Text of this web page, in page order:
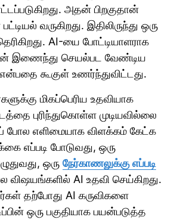
அதன் பிறகுதான்
வருகிறது. இதிலிருந்து ஒரு
AI-யை போட்டியாளராக
இணைந்து செயல்பட வேண்டிய
கூகுள் உணர்ந்துவிட்டது.
மிகப்பெரிய உதவியாக
புரிந்துகொள்ள முடியவில்லை
போல எளிமையாக விளக்கம் கேட்க
எப்படி போடுவது, ஒரு
ஒரு நேர்காணலுக்கு எப்படி
விஷயங்களில் AI உதவி செய்கிறது.
தற்போது AI கருவிகளை
ஒரு பகுதியாக பயன்படுத்த